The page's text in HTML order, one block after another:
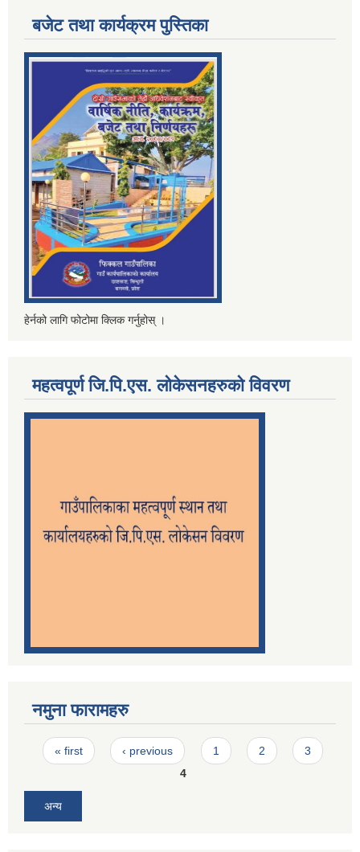
बजेट तथा कार्यक्रम पुस्तिका
हेर्नको लागि फोटोमा क्लिक गर्नुहोस् ।
महत्वपूर्ण जि.पि.एस. लोकेसनहरुको विवरण
नमुना फारामहरु
Pages
« first ‹ previous 1 2
3
4
अन्य